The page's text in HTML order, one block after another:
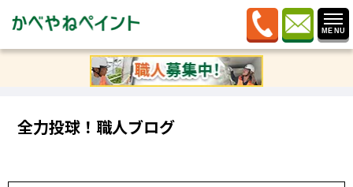
ブログ»全力投球！職人ブログ»
ムシート断熱機械固定工法（姫路市防水塗装）
全力投球！職人ブログ